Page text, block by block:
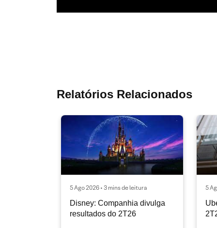
Relatórios Relacionados
5 Ago 2026 • 3 mins de leitura
Disney: Companhia divulga
resultados do 2T26
5